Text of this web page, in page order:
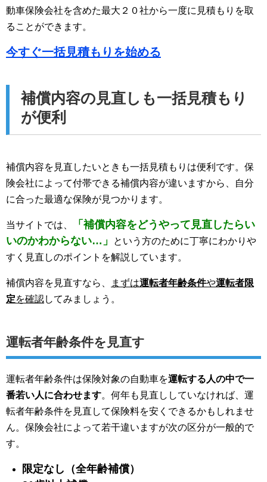
動車保険会社を含めた最大２０社から一度に見積もりを取
ることができます。
今すぐ一括見積もりを始める
補償内容の見直しも一括見積もり
が便利
補償内容を見直したいときも一括見積もりは便利です。保
険会社によって付帯できる補償内容が違いますから、自分
に合った最適な保険が見つかります。
当サイトでは、
「補償内容をどうやって見直したらい
いのかわからない…」
という方のために丁寧にわかりや
すく見直しのポイントを解説しています。
補償内容を見直すなら、 まずは運転者年齢条件や運転者限
定を確認してみましょう。
運転者年齢条件を見直す
運転者年齢条件は保険対象の自動車を運転する人の中で一
番若い人に合わせます。何年も見直ししていなければ、運
転者年齢条件を見直して保険料を安くできるかもしれませ
ん。保険会社によって若干違いますが次の区分が一般的で
す。
限定なし（全年齢補償）